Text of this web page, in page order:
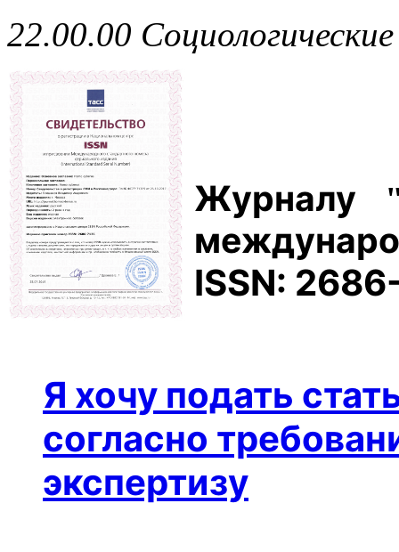
22.00.00
Журналу
ISSN:
Я хочу подать
согласно
экспертизу